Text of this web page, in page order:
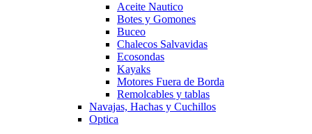
Aceite Nautico
Botes y Gomones
Buceo
Chalecos Salvavidas
Ecosondas
Kayaks
Motores Fuera de Borda
Remolcables y tablas
Navajas, Hachas y Cuchillos
Optica